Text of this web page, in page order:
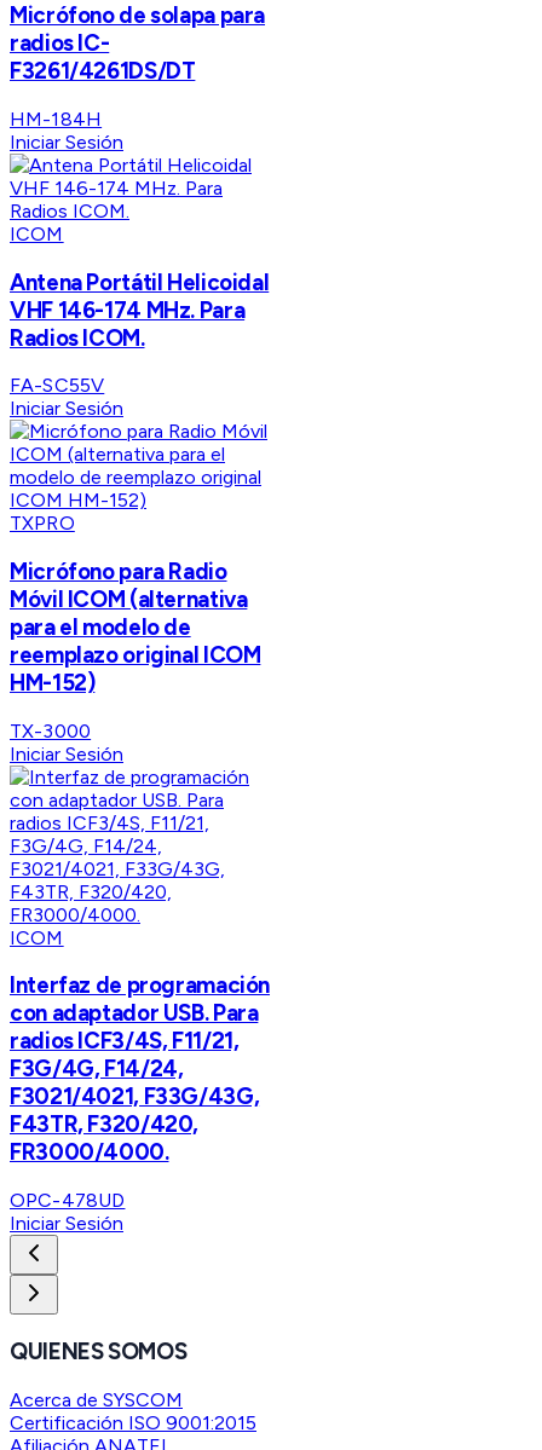
Micrófono de solapa para
radios IC-
F3261/4261DS/DT
HM-184H
Iniciar Sesión
ICOM
Antena Portátil Helicoidal
VHF 146-174 MHz. Para
Radios ICOM.
FA-SC55V
Iniciar Sesión
TXPRO
Micrófono para Radio
Móvil ICOM (alternativa
para el modelo de
reemplazo original ICOM
HM-152)
TX-3000
Iniciar Sesión
ICOM
Interfaz de programación
con adaptador USB. Para
radios ICF3/4S, F11/21,
F3G/4G, F14/24,
F3021/4021, F33G/43G,
F43TR, F320/420,
FR3000/4000.
OPC-478UD
Iniciar Sesión
QUIENES SOMOS
Acerca de SYSCOM
Certificación ISO 9001:2015
Afiliación ANATEL